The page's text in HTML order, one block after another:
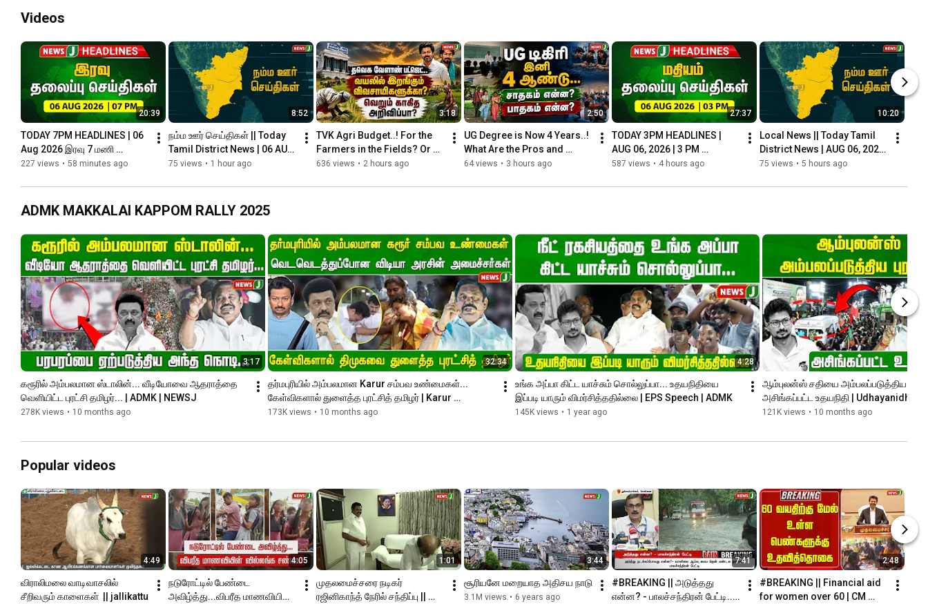
Videos
20:39
TODAY 7PM HEADLINES | 06
Aug 2026 இரவு 7 மணி
தலைப்புச் செய்திகள் | Night |
227 views • 58 minutes ago
8:52
நம்ம ஊர் செய்திகள் || Today
Tamil District News | 06 AUG
2026 | Namma Ooru
75 views • 1 hour ago
3:18
TVK Agri Budget..! For the
Farmers in the Fields? Or
Just Paper
Budget 2026
636 views • 2 hours ago
2:50
UG Degree is Now 4 Years..!
What Are the Pros and
Cons? | UG Degree | College
64 views • 3 hours ago
27:37
TODAY 3PM HEADLINES |
AUG 06, 2026 | 3 PM
Headlines | Afternoon |
587 views • 4 hours ago
10:20
Local News || Today Tamil
District News | AUG 06, 2026
| Local News || NewsJ
75 views • 5 hours ago
ADMK MAKKALAI KAPPOM RALLY 2025
3:17
கரூரில் அம்பலமான ஸ்டாலின்... வீடியோவை ஆதராத்தை
வெளியிட்ட புரட்சி தமிழர்... | ADMK | NEWSJ
278K views • 10 months ago
32:34
தர்மபுரியில் அம்பலமான Karur சம்பவ உண்மைகள்...
கேள்விகளால் துளைத்த புரட்சித் தமிழர் | Karur
stampede
173K views • 10 months ago
4:28
உங்க அப்பா கிட்ட யாச்சும் சொல்லுப்பா... உதயநிதியை
இப்படி யாரும் விமர்சித்ததில்லை | EPS Speech | ADMK
145K views • 1 year ago
ஆம்புலன்ஸ் சதியை அம்பலப்படுத்திய
அசிங்கப்பட்ட உதயநிதி | Udhayanidhi |
121K views • 10 months ago
Popular videos
4:49
விராலிமலை வாடிவாசலில்
சீறிவரும் காளைகள்  || jallikattu
4:05
நடுரோட்டில் பேண்டை
அவிழ்த்து...விபரீத மாணவியின்
1:01
முதலமைச்சரை நடிகர்
ரஜினிகாந்த் நேரில் சந்திப்பு ||
3:44
சூரியனே மறையாத அதிசய நாடு
3.1M views • 6 years ago
7:41
#BREAKING || அடுத்தது
என்ன? - பாலச்சந்திரன் பேட்டி..! |
2:48
#BREAKING || Financial aid
for women over 60 | CM